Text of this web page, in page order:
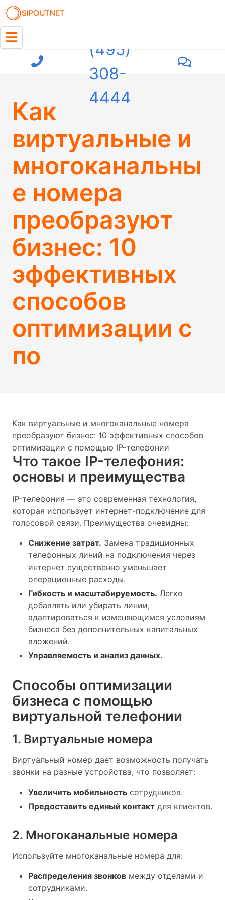
(495)
308-
4444
Как
виртуальные и
многоканальны
е номера
преобразуют
бизнес: 10
эффективных
способов
оптимизации с
по
Как виртуальные и многоканальные номера
преобразуют бизнес: 10 эффективных способов
оптимизации с помощью IP-телефонии
Что такое IP-телефония:
основы и преимущества
IP-телефония — это современная технология,
которая использует интернет-подключение для
голосовой связи. Преимущества очевидны:
Снижение затрат. Замена традиционных
телефонных линий на подключения через
интернет существенно уменьшает
операционные расходы.
Гибкость и масштабируемость. Легко
добавлять или убирать линии,
адаптироваться к изменяющимся условиям
бизнеса без дополнительных капитальных
вложений.
Управляемость и анализ данных.
Способы оптимизации
бизнеса с помощью
виртуальной телефонии
1. Виртуальные номера
Виртуальный номер дает возможность получать
звонки на разные устройства, что позволяет:
Увеличить мобильность сотрудников.
Предоставить единый контакт для клиентов.
2. Многоканальные номера
Используйте многоканальные номера для:
Распределения звонков между отделами и
сотрудниками.